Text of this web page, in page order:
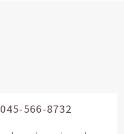
045-566-8732